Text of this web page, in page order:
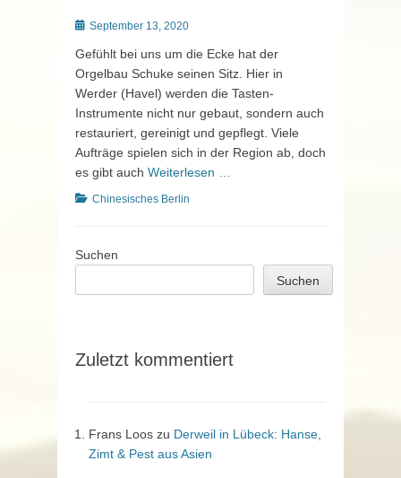
Posted
September 13, 2020
Gefühlt bei uns um die Ecke hat der
Orgelbau Schuke seinen Sitz. Hier in
Werder (Havel) werden die Tasten-
Instrumente nicht nur gebaut, sondern auch
restauriert, gereinigt und gepflegt. Viele
Aufträge spielen sich in der Region ab, doch
es gibt auch Weiterlesen …
Kategorien
Chinesisches Berlin
Suchen
Suchen
Zuletzt kommentiert
Frans Loos zu Derweil in Lübeck: Hanse,
Zimt & Pest aus Asien